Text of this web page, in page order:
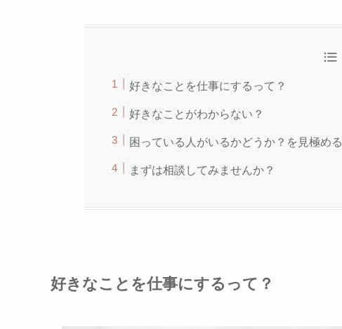
好きなことを仕事にするって？
好きなことがわからない？
困っている人がいるかどうか？を見極める
まずは相談してみませんか？
好きなことを仕事にするって？